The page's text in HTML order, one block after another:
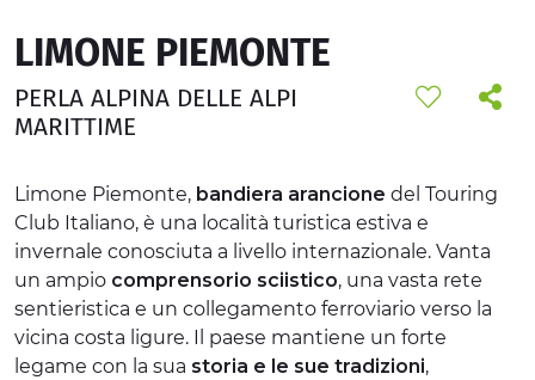
CULTURA
NATURA E BENESSERE
EVENTI
OFFERTE
ACCOGLIENZA
LIMONE PIEMONTE
PERLA ALPINA DELLE ALPI
MARITTIME
Limone Piemonte, bandiera arancione del Touring
Club Italiano, è una località turistica estiva e
invernale conosciuta a livello internazionale. Vanta
un ampio comprensorio sciistico, una vasta rete
sentieristica e un collegamento ferroviario verso la
vicina costa ligure. Il paese mantiene un forte
legame con la sua storia e le sue tradizioni,